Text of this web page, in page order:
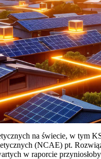
na świecie, w
(NCAE) pt.
w raporcie